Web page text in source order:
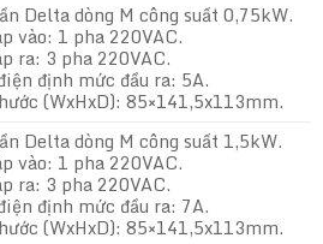
Delta dòng M công suất 0,75kW.
vào: 1 pha 220VAC.
ra: 3 pha 220VAC.
định mức đầu ra: 5A.
(WxHxD): 85×141,5x113mm.
Delta dòng M công suất 1,5kW.
vào: 1 pha 220VAC.
ra: 3 pha 220VAC.
định mức đầu ra: 7A.
(WxHxD): 85×141,5x113mm.